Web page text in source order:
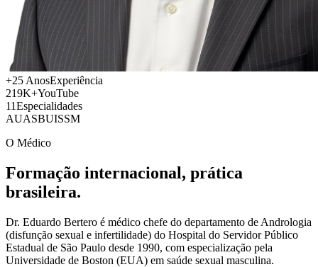
+25 AnosExperiência
219K+YouTube
11Especialidades
AUASBUISSM
O Médico
Formação internacional, prática
brasileira.
Dr. Eduardo Bertero é médico chefe do departamento de Andrologia
(disfunção sexual e infertilidade) do Hospital do Servidor Público
Estadual de São Paulo desde 1990, com especialização pela
Universidade de Boston (EUA) em saúde sexual masculina.